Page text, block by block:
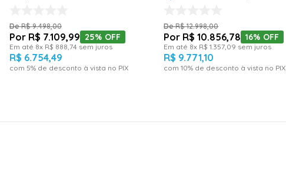
R$ 9.498,00
R$ 7.109,99 25% OFF
Em até 8x R$ 888 74 sem juros
R$ 6.754,49
com 5% de desconto à vista no PIX
R$ 12.998,00
R$ 10.856,78 16% OFF
Em até 8x R$ 1 357 09 sem juros
R$ 9.771,10
com10% de desconto à vista no PIX